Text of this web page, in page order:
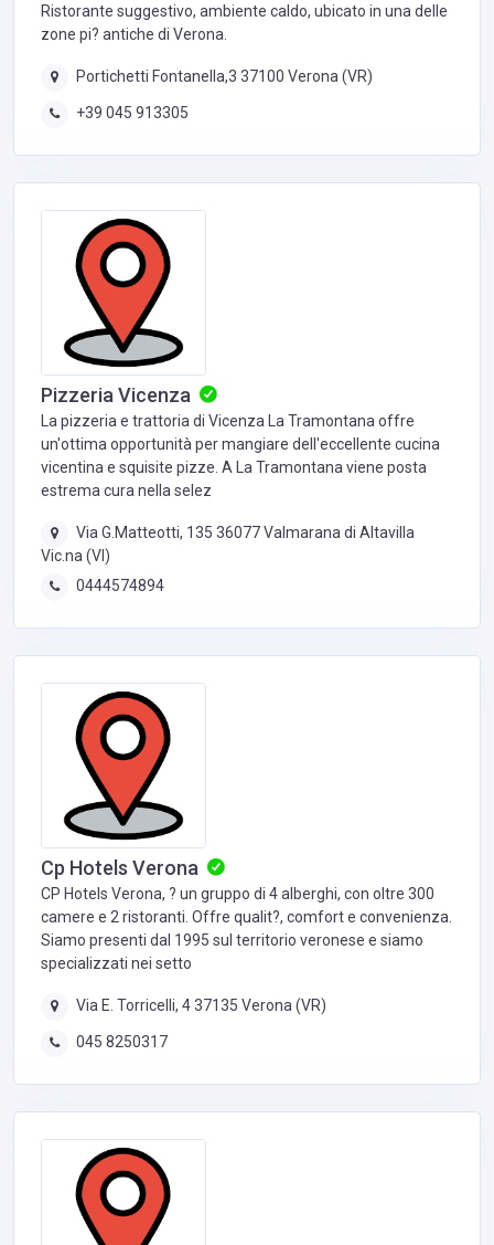
Ristorante suggestivo, ambiente caldo, ubicato in una delle
zone pi? antiche di Verona.
Portichetti Fontanella,3 37100 Verona (VR)
+39 045 913305
Pizzeria Vicenza
La pizzeria e trattoria di Vicenza La Tramontana offre
un'ottima opportunità per mangiare dell'eccellente cucina
vicentina e squisite pizze. A La Tramontana viene posta
estrema cura nella selez
Via G.Matteotti, 135 36077 Valmarana di Altavilla
Vic.na (VI)
0444574894
Cp Hotels Verona
CP Hotels Verona, ? un gruppo di 4 alberghi, con oltre 300
camere e 2 ristoranti. Offre qualit?, comfort e convenienza.
Siamo presenti dal 1995 sul territorio veronese e siamo
specializzati nei setto
Via E. Torricelli, 4 37135 Verona (VR)
045 8250317